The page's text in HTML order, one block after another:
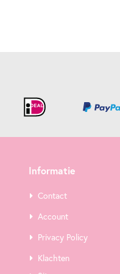
Informatie
Contact
Account
Privacy Policy
Klachten